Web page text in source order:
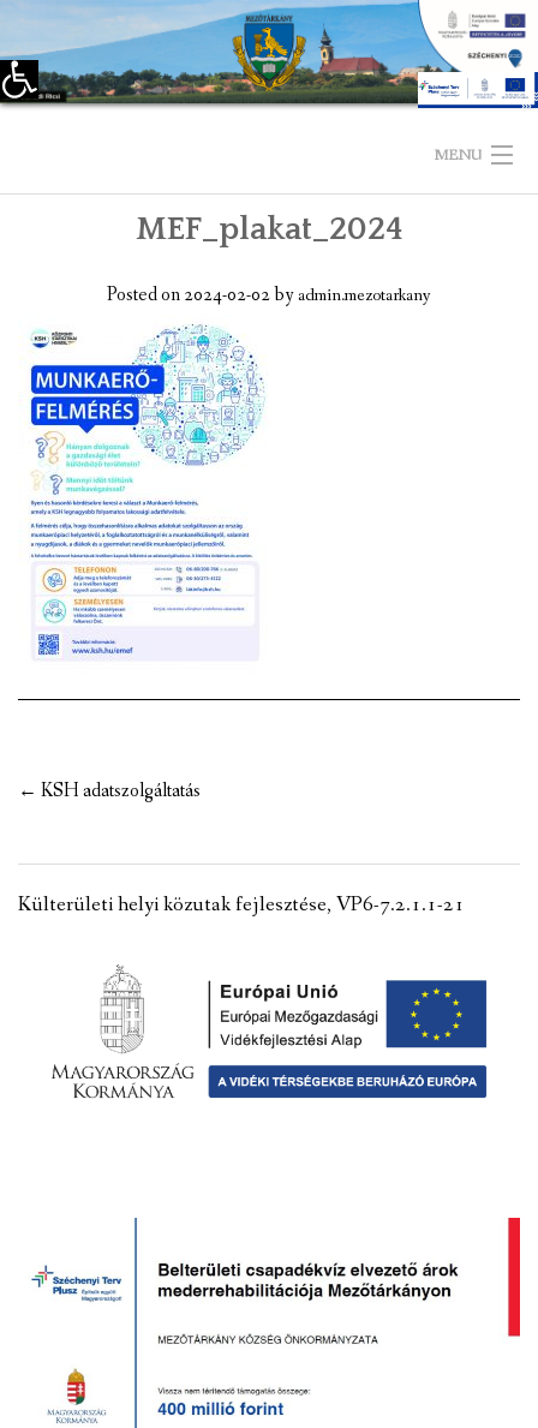
Eszköztár megnyitása
MENU
TELEPÜLÉSÜNKRŐL
LÁTNIVALÓK
KAPCSOLAT
ÖNKORMÁNYZAT
KÉPVISELŐ-TESTÜLET
VÁLASZTÁSI INFORMÁCIÓK
NEMZETISÉGI ÖNKORMÁNYZAT
HIRDETMÉNYEK
MEF_plakat_2024
Posted on2024-02-02byadmin.mezotarkany
Post
← KSH adatszolgáltatás
Külterületi helyi közutak fejlesztése, VP6-7.2.1.1-21